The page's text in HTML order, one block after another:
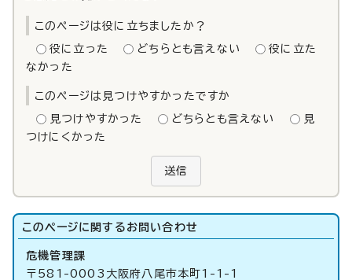
このページは役に立ちましたか？
役に立った どちらとも言えない
役に立た
なかった
このページは見つけやすかったですか
見つけやすかった どちらとも言えない
見
つけにくかった
送信
このページに関する お問い合わせ
危機管理課
〒581-0003大阪府八尾市本町1-1-1